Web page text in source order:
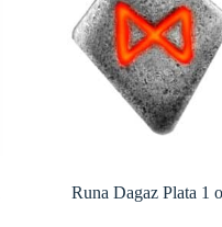
Runa Dagaz Plata 1